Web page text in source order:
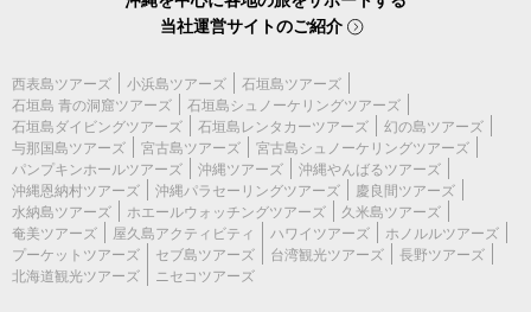
当社運営サイトのご紹介
西表島ツアーズ 小浜島ツアーズ
石垣島ツアーズ
石垣島 青の洞窟ツアーズ
石垣島シュノーケリングツアーズ
石垣島ダイビングツアーズ
石垣島レンタカーツアーズ
幻の島ツアーズ
与那国島ツアーズ
宮古島ツアーズ
宮古島シュノーケリングツアーズ
パンプキンホールツアーズ
沖縄ツアーズ
沖縄やんばるツアーズ
沖縄恩納村ツアーズ
沖縄パラセーリングツアーズ
慶良間ツアーズ
水納島ツアーズ
ホエールウォッチングツアーズ
久米島ツアーズ
奄美ツアーズ
屋久島アクティビティ ハワイツアーズ
ホノルルツアーズ
プーケットツアーズ
セブ島ツアーズ 台湾観光ツアーズ
長野ツアーズ
北海道観光ツアーズ
ニセコツアーズ